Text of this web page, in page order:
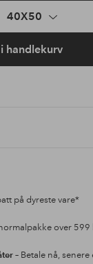
40X50
handlekurv
på dyreste vare*
over 599
– Betale nå,